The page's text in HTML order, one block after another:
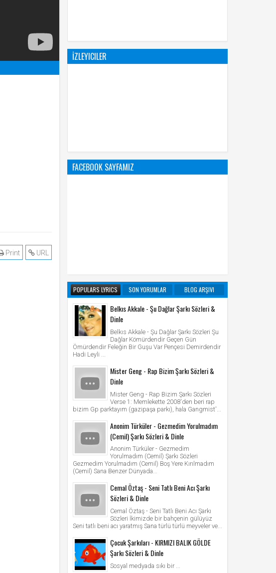
URL
Print
İZLEYICILER
FACEBOOK SAYFAMIZ
POPULARS LYRICS SON YORUMLAR BLOG ARŞIVI
Belkıs Akkale - Şu Dağlar Şarkı Sözleri &
Dinle
Belkıs Akkale - Şu Dağlar Şarkı Sözleri Şu
Dağlar Kömürdendir Geçen Gün
Ömürdendir Feleğin Bir Guşu Var Pençesi Demirdendir
Hadi Leyli ...
Mister Geng - Rap Bizim Şarkı Sözleri &
Dinle
Mister Geng - Rap Bizim Şarkı Sözleri
Verse 1: Memlekette 2008'den beri rap
bizim Gp parktayım (gazipaşa parkı), hala Gangmist'...
Anonim Türküler - Gezmedim Yorulmadım
(Cemil) Şarkı Sözleri & Dinle
Anonim Türküler - Gezmedim
Yorulmadım (Cemil) Şarkı Sözleri
Gezmedim Yorulmadım (Cemil) Boş Yere Kırılmadım
(Cemil) Sana Benzer Dünyada...
Cemal Öztaş - Seni Tatlı Beni Acı Şarkı
Sözleri & Dinle
Cemal Öztaş - Seni Tatlı Beni Acı Şarkı
Sözleri İkimizde bir bahçenin gülüyüz
Seni tatlı beni acı yaratmış Sana türlü türlü meyveler ve...
Çocuk Şarkıları - KIRMIZI BALIK GÖLDE
Şarkı Sözleri & Dinle
Sosyal medyada sıkı bir ...